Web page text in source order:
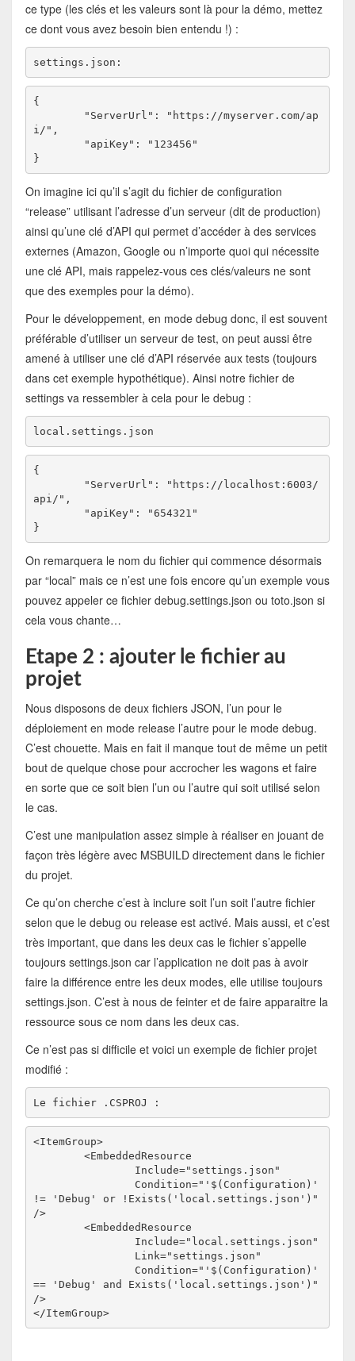
ce type (les clés et les valeurs sont là pour la démo, mettez
ce dont vous avez besoin bien entendu !) :
settings.json:
{
i/",
}
On imagine ici qu’il s’agit du fichier de configuration
“release” utilisant l’adresse d’un serveur (dit de production)
ainsi qu’une clé d’API qui permet d’accéder à des services
externes (Amazon, Google ou n’importe quoi qui nécessite
une clé API, mais rappelez-vous ces clés/valeurs ne sont
que des exemples pour la démo).
Pour le développement, en mode debug donc, il est souvent
préférable d’utiliser un serveur de test, on peut aussi être
amené à utiliser une clé d’API réservée aux tests (toujours
dans cet exemple hypothétique). Ainsi notre fichier de
settings va ressembler à cela pour le debug :
local.settings.json
{
api/",
}
On remarquera le nom du fichier qui commence désormais
par “local” mais ce n’est une fois encore qu’un exemple vous
pouvez appeler ce fichier debug.settings.json ou toto.json si
cela vous chante…
Etape 2 : ajouter le fichier au
projet
Nous disposons de deux fichiers JSON, l’un pour le
déploiement en mode release l’autre pour le mode debug.
C’est chouette. Mais en fait il manque tout de même un petit
bout de quelque chose pour accrocher les wagons et faire
en sorte que ce soit bien l’un ou l’autre qui soit utilisé selon
le cas.
C’est une manipulation assez simple à réaliser en jouant de
façon très légère avec MSBUILD directement dans le fichier
du projet.
Ce qu’on cherche c’est à inclure soit l’un soit l’autre fichier
selon que le debug ou release est activé. Mais aussi, et c’est
très important, que dans les deux cas le fichier s’appelle
toujours settings.json car l’application ne doit pas à avoir
faire la différence entre les deux modes, elle utilise toujours
settings.json. C’est à nous de feinter et de faire apparaitre la
ressource sous ce nom dans les deux cas.
Ce n’est pas si difficile et voici un exemple de fichier projet
modifié :
Le fichier .CSPROJ :
<ItemGroup>
	<EmbeddedResource
!= 'Debug' or !Exists('local.settings.json')"
/>
	<EmbeddedResource
== 'Debug' and Exists('local.settings.json')"
/>
</ItemGroup>